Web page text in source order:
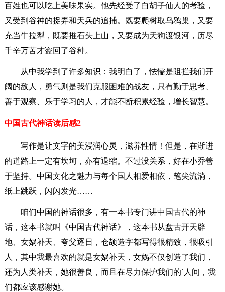
百姓也可以吃上美味果实。他先经受了白胡子仙人的考验，
又受到谷神的捉弄和天兵的追捕。既要爬树取乌鸦巢，又要
充当牛拉犁，既要推石头上山，又要成为天狗渡银河，历尽
千辛万苦才盗回了谷种。
从中我学到了许多知识：我明白了，怯懦是阻拦我们开
阔的敌人，勇气则是我们克服困难的战友，只有勤于思考、
善于观察、乐于学习的人，才能不断积累经验，增长智慧。
中国古代神话读后感2
写作是让文字的美浸润心灵，滋养性情！但是，在渐进
的道路上一定有坎坷，亦有退缩。不过没关系，好在小乔善
于坚持。中国文化之魅力与每个国人相爱相依，笔尖流淌，
纸上跳跃，闪闪发光……
咱们中国的神话很多，有一本书专门讲中国古代的神
话，这本书就叫《中国古代神话》，这本书从盘古开天辟
地、女娲补天、夸父逐日，仓颉造字都写得很精致，很吸引
人，其中我最喜欢的就是女娲补天，女娲不仅创造了我们，
还为人类补天，她很善良，而且在尽力保护我们的`人间，我
们都应该感谢她。